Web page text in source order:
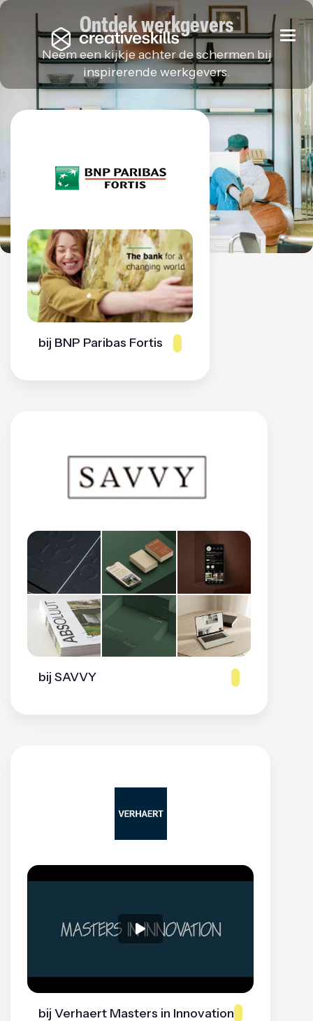
Ontdek werkgevers
Neem een kijkje achter de schermen bij
inspirerende werkgevers.
bij BNP Paribas Fortis
bij SAVVY
bij Verhaert Masters in Innovation